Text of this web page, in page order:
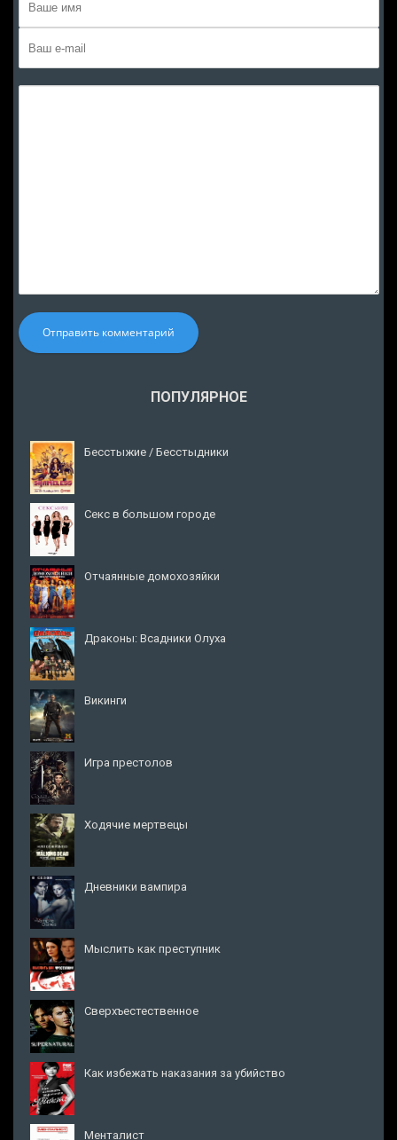
Отправить комментарий
ПОПУЛЯРНОЕ
Бесстыжие / Бесстыдники
Секс в большом городе
Отчаянные домохозяйки
Драконы: Всадники Олуха
Викинги
Игра престолов
Ходячие мертвецы
Дневники вампира
Мыслить как преступник
Сверхъестественное
Как избежать наказания за убийство
Менталист